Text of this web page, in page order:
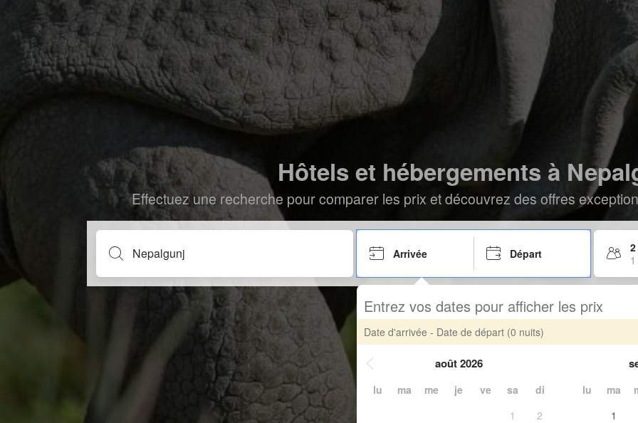
Hôtels et hébergements à
Effectuez une recherche pour comparer les prix et découvrez des offres
Arrivée Départ
Entrez vos dates pour afficher les prix
Date d'arrivée - Date de départ (0 nuits)
août 2026
lu ma me je ve sa
di
1
2
lu ma
1